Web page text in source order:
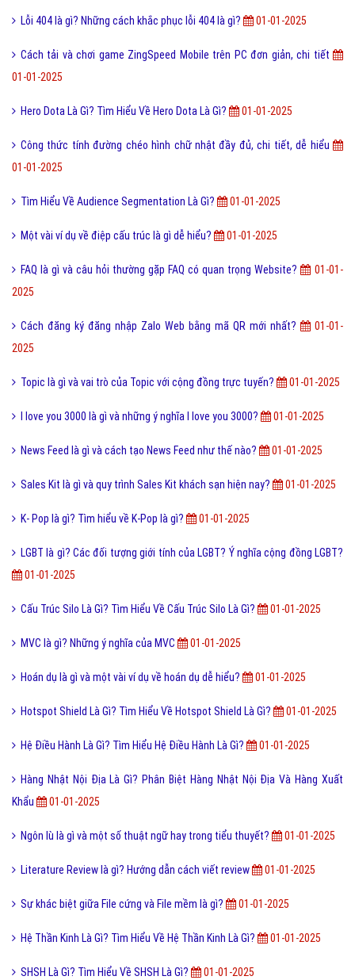
Lỗi 404 là gì? Những cách khắc phục lỗi 404 là gì? 01-01-2025
Cách tải và chơi game ZingSpeed Mobile trên PC đơn giản, chi tiết
01-01-2025
Hero Dota Là Gì? Tìm Hiểu Về Hero Dota Là Gì? 01-01-2025
Công thức tính đường chéo hình chữ nhật đầy đủ, chi tiết, dễ hiểu
01-01-2025
Tìm Hiểu Về Audience Segmentation Là Gì? 01-01-2025
Một vài ví dụ về điệp cấu trúc là gì dễ hiểu? 01-01-2025
FAQ là gì và câu hỏi thường gặp FAQ có quan trọng Website?
01-01-
2025
Cách đăng ký đăng nhập Zalo Web bằng mã QR mới nhất?
01-01-
2025
Topic là gì và vai trò của Topic với cộng đồng trực tuyến? 01-01-2025
I love you 3000 là gì và những ý nghĩa I love you 3000? 01-01-2025
News Feed là gì và cách tạo News Feed như thế nào? 01-01-2025
Sales Kit là gì và quy trình Sales Kit khách sạn hiện nay? 01-01-2025
K- Pop là gì? Tìm hiểu về K-Pop là gì? 01-01-2025
LGBT là gì? Các đối tượng giới tính của LGBT? Ý nghĩa cộng đồng LGBT?
01-01-2025
Cấu Trúc Silo Là Gì? Tìm Hiểu Về Cấu Trúc Silo Là Gì? 01-01-2025
MVC là gì? Những ý nghĩa của MVC 01-01-2025
Hoán dụ là gì và một vài ví dụ về hoán dụ dễ hiểu? 01-01-2025
Hotspot Shield Là Gì? Tìm Hiểu Về Hotspot Shield Là Gì? 01-01-2025
Hệ Điều Hành Là Gì? Tìm Hiểu Hệ Điều Hành Là Gì? 01-01-2025
Hàng Nhật Nội Địa Là Gì? Phân Biệt Hàng Nhật Nội Địa Và Hàng Xuất
Khẩu
01-01-2025
Ngôn lù là gì và một số thuật ngữ hay trong tiểu thuyết? 01-01-2025
Literature Review là gì? Hướng dẫn cách viết review 01-01-2025
Sự khác biệt giữa File cứng và File mềm là gì? 01-01-2025
Hệ Thần Kinh Là Gì? Tìm Hiểu Về Hệ Thần Kinh Là Gì? 01-01-2025
SHSH Là Gì? Tìm Hiểu Về SHSH Là Gì? 01-01-2025